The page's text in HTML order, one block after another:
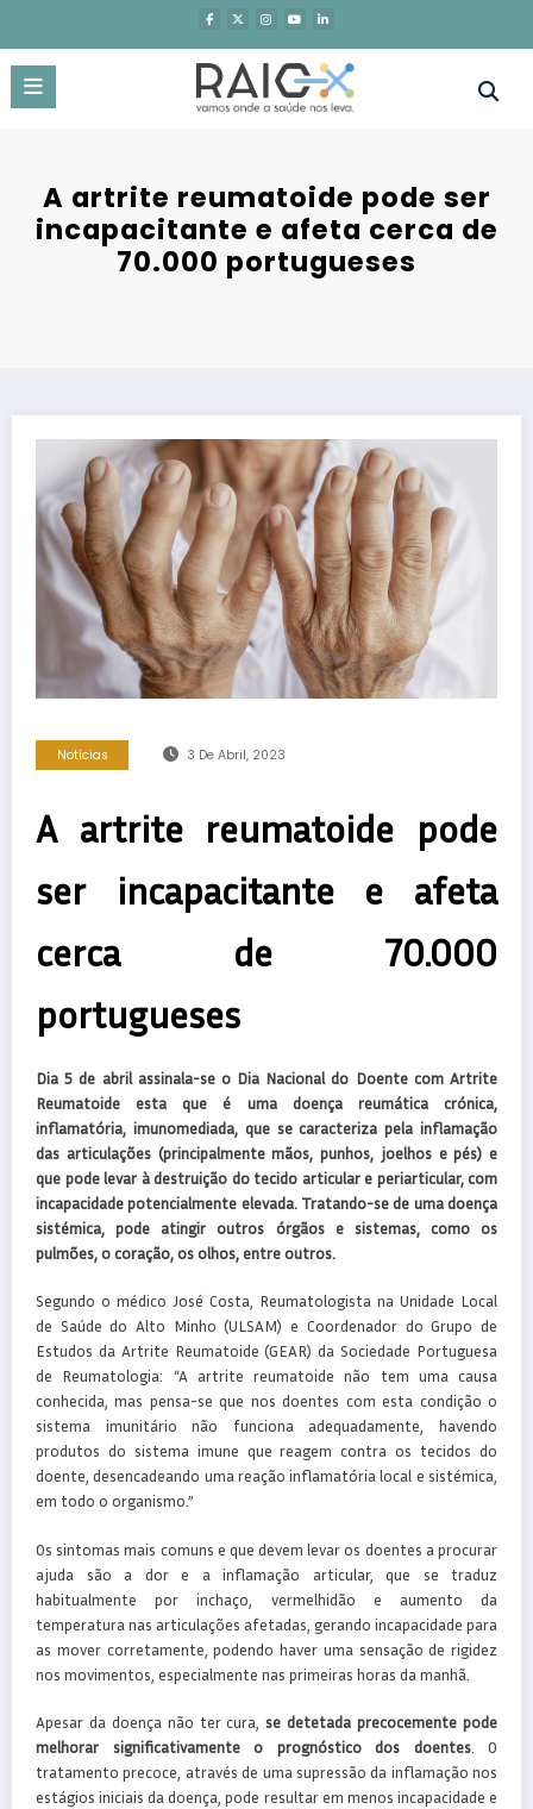
o
conteúdo
A artrite reumatoide pode ser
incapacitante e afeta cerca de
70.000 portugueses
Notícias 3 De Abril, 2023
A artrite reumatoide pode
ser incapacitante e afeta
cerca de 70.000
portugueses
Dia 5 de abril assinala-se o Dia Nacional do Doente com Artrite
Reumatoide esta que é uma doença reumática crónica,
inflamatória, imunomediada, que se caracteriza pela inflamação
das articulações (principalmente mãos, punhos, joelhos e pés) e
que pode levar à destruição do tecido articular e periarticular, com
incapacidade potencialmente elevada. Tratando-se de uma doença
sistémica, pode atingir outros órgãos e sistemas, como os
pulmões, o coração, os olhos, entre outros.
Segundo o médico José Costa, Reumatologista na Unidade Local
de Saúde do Alto Minho (ULSAM) e Coordenador do Grupo de
Estudos da Artrite Reumatoide (GEAR) da Sociedade Portuguesa
de Reumatologia: “A artrite reumatoide não tem uma causa
conhecida, mas pensa-se que nos doentes com esta condição o
sistema imunitário não funciona adequadamente, havendo
produtos do sistema imune que reagem contra os tecidos do
doente, desencadeando uma reação inflamatória local e sistémica,
em todo o organismo.”
Os sintomas mais comuns e que devem levar os doentes a procurar
ajuda são a dor e a inflamação articular, que se traduz
habitualmente por inchaço, vermelhidão e aumento da
temperatura nas articulações afetadas, gerando incapacidade para
as mover corretamente, podendo haver uma sensação de rigidez
nos movimentos, especialmente nas primeiras horas da manhã.
Apesar da doença não ter cura, se detetada precocemente pode
melhorar significativamente o prognóstico dos doentes. O
tratamento precoce, através de uma supressão da inflamação nos
estágios iniciais da doença, pode resultar em menos incapacidade e